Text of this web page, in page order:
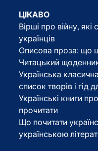
ЦІКАВО
Вірші про війну, які
українців
Описова проза: що
Читацький
Українська
список творів і гід
Українські книги
прочитати
Що почитати
українською